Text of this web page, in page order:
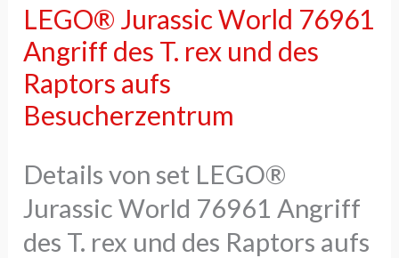
LEGO® Jurassic World 76961
Angriff des T. rex und des
Raptors aufs
Besucherzentrum
Details von set LEGO®
Jurassic World 76961 Angriff
des T. rex und des Raptors aufs